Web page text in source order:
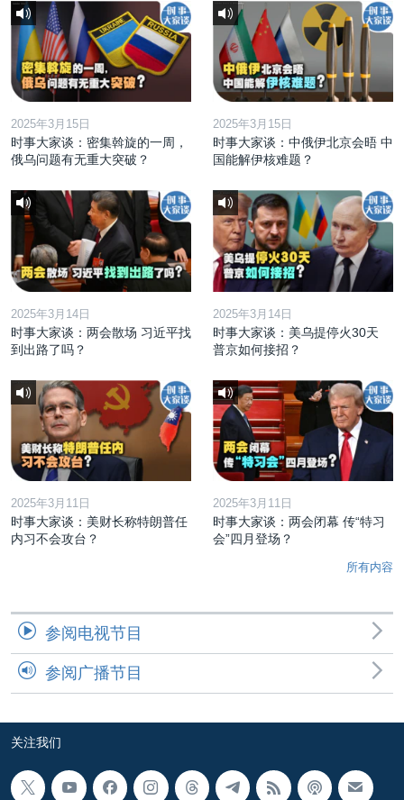
2025年3月15日
时事大家谈：密集斡旋的一周，
俄乌问题有无重大突破？
2025年3月15日
时事大家谈：中俄伊北京会晤 中
国能解伊核难题？
2025年3月14日
时事大家谈：两会散场 习近平找
到出路了吗？
2025年3月14日
时事大家谈：美乌提停火30天
普京如何接招？
2025年3月11日
时事大家谈：美财长称特朗普任
内习不会攻台？
2025年3月11日
时事大家谈：两会闭幕 传“特习
会”四月登场？
所有内容
参阅电视节目
参阅广播节目
关注我们